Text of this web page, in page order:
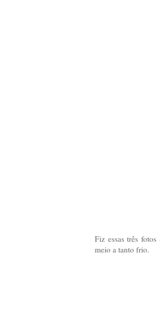
Fiz essas três
meio a tanto frio.